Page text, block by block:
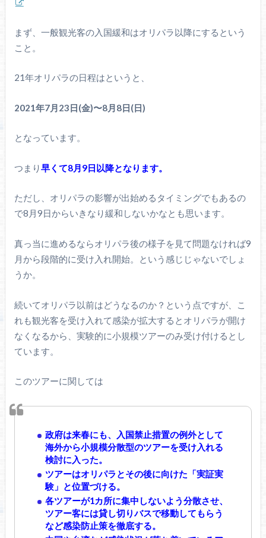
まず、一般観光客の入国緩和はオリパラ以降にするという
こと。
21年オリパラの日程はというと、
2021年7月23日(金)〜8月8日(日)
となっています。
つまり早くて8月9日以降となります。
ただし、オリパラの影響が出始めるタイミングでもあるの
で8月9日からいきなり緩和しないかなとも思います。
真っ当に進めるならオリパラ後の様子を見て問題なければ9
月から段階的に受け入れ開始。という感じじゃないでしょ
うか。
続いてオリパラ以前はどうなるのか？という点ですが、こ
れも観光客を受け入れて感染が拡大するとオリパラが開け
なくなるから、実験的に小規模ツアーのみ受け付けるとし
ています。
このツアーに関しては
政府は来春にも、入国禁止措置の例外として
海外から小規模分散型のツアーを受け入れる
検討に入った。
ツアーはオリパラとその後に向けた「実証実
験」と位置づける。
各ツアーが1カ所に集中しないよう分散させ、
ツアー客には貸し切りバスで移動してもらう
など感染防止策を徹底する。